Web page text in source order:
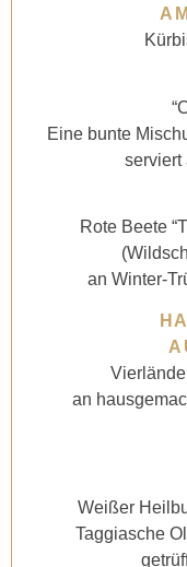
Eine bunte
serviert
Rote Beete
an Winter-
an
Weißer
Taggiasche